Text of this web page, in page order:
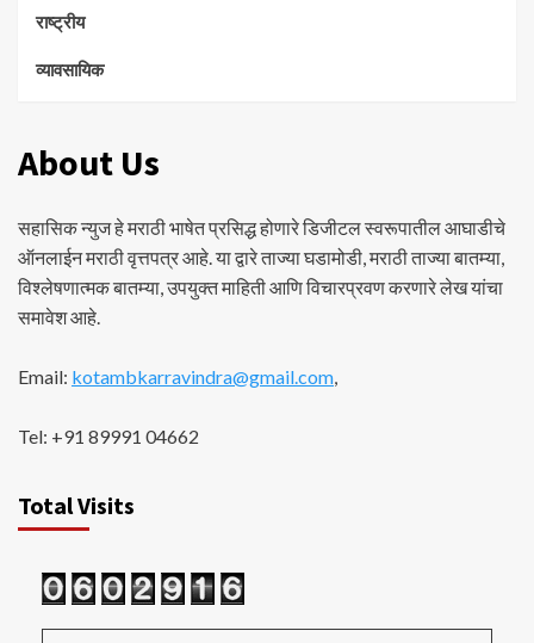
राष्ट्रीय
व्यावसायिक
About Us
सहासिक न्युज हे मराठी भाषेत प्रसिद्ध होणारे डिजीटल स्वरूपातील आघाडीचे
ऑनलाईन मराठी वृत्तपत्र आहे. या द्वारे ताज्या घडामोडी, मराठी ताज्या बातम्या,
विश्लेषणात्मक बातम्या, उपयुक्त माहिती आणि विचारप्रवण करणारे लेख यांचा
समावेश आहे.
Email: kotambkarravindra@gmail.com,
Tel: +91 89991 04662
Total Visits